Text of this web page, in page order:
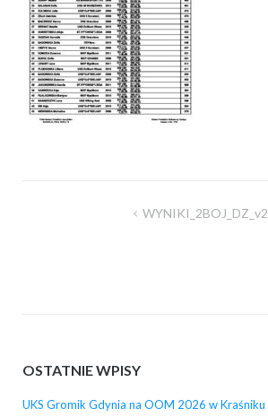
WYNIKI_2BOJ_DZ_v2
OSTATNIE WPISY
UKS Gromik Gdynia na OOM 2026 w Kraśniku